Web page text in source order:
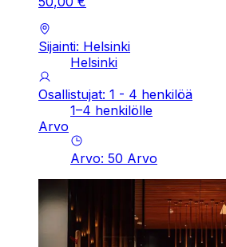
Sijainti: Helsinki
Helsinki
Osallistujat: 1 - 4 henkilöä
1–4 henkilölle
Arvo
Arvo: 50 Arvo